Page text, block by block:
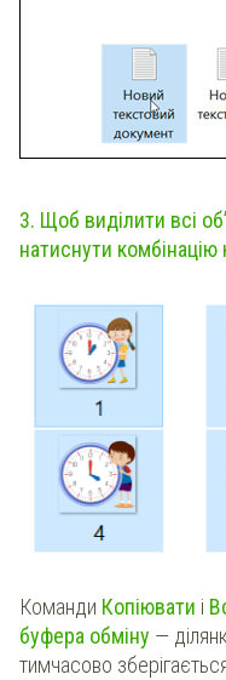
3. Щоб виділити всі
натиснути комбінацію
Команди Копіювати і
буфера обміну —
тимчасово